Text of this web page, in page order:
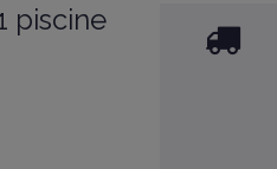
piscine